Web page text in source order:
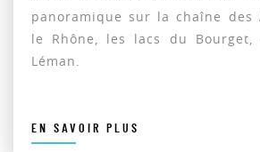
panoramique sur la chaîne des
le Rhône, les lacs du Bourget,
Léman.
EN SAVOIR PLUS